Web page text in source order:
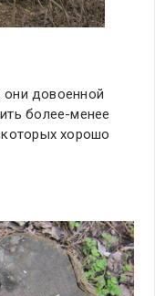
они довоенной
более-менее
хорошо